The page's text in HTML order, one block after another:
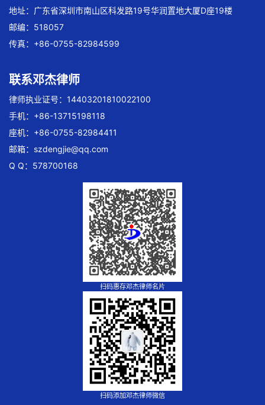
地址：广东省深圳市南山区科发路19号华润置地大厦D座19楼
邮编：518057
传真：+86-0755-82984599
联系邓杰律师
律师执业证号：14403201810022100
手机：+86-13715198118
座机：+86-0755-82984411
邮箱： szdengjie@qq.com
Q Q：578700168
扫码惠存邓杰律师名片
扫码添加邓杰律师微信